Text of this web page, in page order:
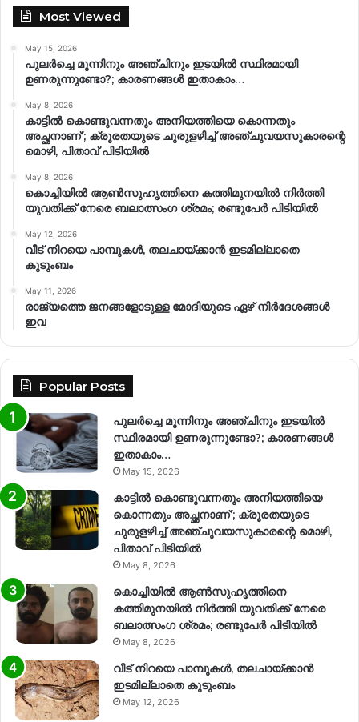
Most Viewed
May 15, 2026
പുലർച്ചെ മൂന്നിനും അഞ്ചിനും ഇടയിൽ സ്ഥിരമായി
ഉണരുന്നുണ്ടോ?; കാരണങ്ങള്‍ ഇതാകാം…
May 8, 2026
കാട്ടിൽ കൊണ്ടുവന്നതും അനിയത്തിയെ കൊന്നതും
അച്ഛനാണ്’; ക്രൂരതയുടെ ചുരുളഴിച്ച് അഞ്ചുവയസുകാരന്റെ
മൊഴി, പിതാവ് പിടിയിൽ
May 8, 2026
കൊച്ചിയിൽ ആൺസുഹൃത്തിനെ കത്തിമുനയിൽ നിർത്തി
യുവതിക്ക് നേരെ ബലാത്സംഗ​ ശ്രമം; രണ്ടുപേർ പിടിയിൽ
May 12, 2026
വീട് നിറയെ പാമ്പുകൾ, തലചായ്ക്കാൻ ഇടമില്ലാതെ
കുടുംബം
May 11, 2026
രാജ്യത്തെ ജനങ്ങളോടുള്ള മോദിയുടെ ഏഴ് നിര്‍ദേശങ്ങള്‍
ഇവ
Popular Posts
പുലർച്ചെ മൂന്നിനും അഞ്ചിനും ഇടയിൽ
സ്ഥിരമായി ഉണരുന്നുണ്ടോ?; കാരണങ്ങള്‍
ഇതാകാം…
May 15, 2026
കാട്ടിൽ കൊണ്ടുവന്നതും അനിയത്തിയെ
കൊന്നതും അച്ഛനാണ്’; ക്രൂരതയുടെ
ചുരുളഴിച്ച് അഞ്ചുവയസുകാരന്റെ മൊഴി,
പിതാവ് പിടിയിൽ
May 8, 2026
കൊച്ചിയിൽ ആൺസുഹൃത്തിനെ
കത്തിമുനയിൽ നിർത്തി യുവതിക്ക് നേരെ
ബലാത്സംഗ​ ശ്രമം; രണ്ടുപേർ പിടിയിൽ
May 8, 2026
വീട് നിറയെ പാമ്പുകൾ, തലചായ്ക്കാൻ
ഇടമില്ലാതെ കുടുംബം
May 12, 2026